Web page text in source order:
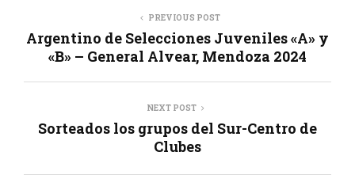
PREVIOUS POST
Argentino de Selecciones Juveniles «A» y
«B» – General Alvear, Mendoza 2024
NEXT POST
Sorteados los grupos del Sur-Centro de
Clubes